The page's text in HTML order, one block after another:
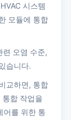
시스템
모듈에 통합
련 오염 수준,
습니다.
교하면, 통합
합 작업을
어를 위한 통